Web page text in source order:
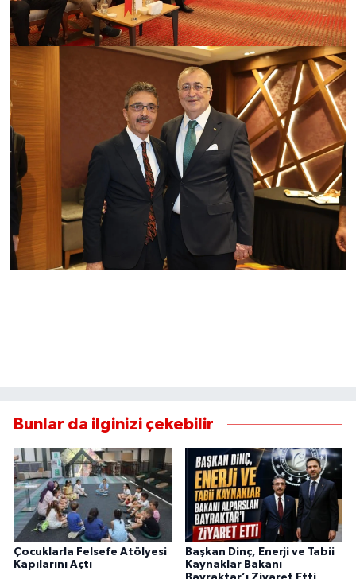
Bunlar da ilginizi çekebilir
Çocuklarla Felsefe Atölyesi
Kapılarını Açtı
Başkan Dinç, Enerji ve Tabii
Kaynaklar Bakanı